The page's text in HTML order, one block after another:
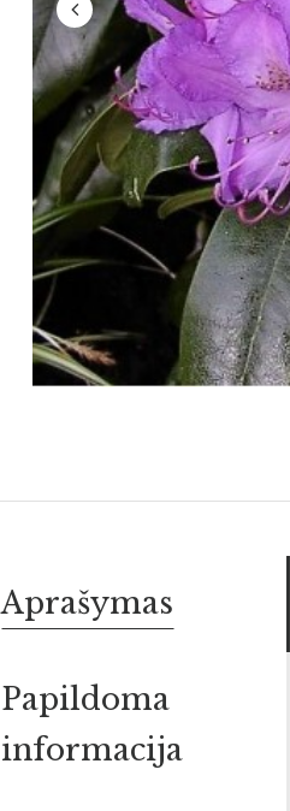
Aprašymas
Papildoma
informacija